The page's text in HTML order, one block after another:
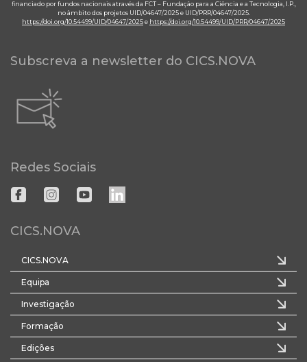
financiado por fundos nacionais através da FCT – Fundação para a Ciência e a Tecnologia, I.P.,
no âmbito dos projetos UID/04647/2025 e UID/PRR/04647/2025.
https://doi.org/10.54499/UID/04647/2025e https://doi.org/10.54499/UID/PRR/04647/2025
Subscreva a newsletter do CICS.NOVA
Redes Sociais
CICS.NOVA
CICS.NOVA
Equipa
Investigação
Formação
Edições